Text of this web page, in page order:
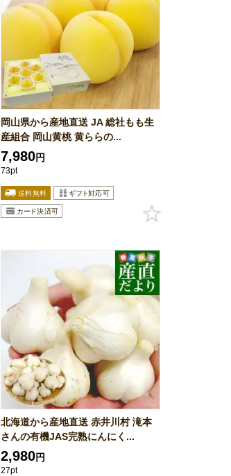
岡山県から産地直送 JA 総社もも生
産組合 岡山黄桃 黄ららの...
7,980円
73pt
北海道から産地直送 赤井川村 滝本
さんの有機JAS完熟にんにく...
2,980円
27pt